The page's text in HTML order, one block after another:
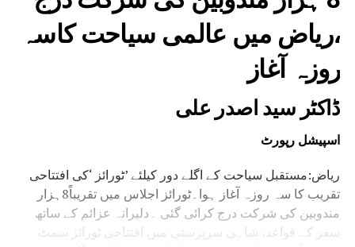
،ریاض میں عالمی سیاحت کاسہ
روزہ آغاز
ڈاکٹر سید اصدر علی
اسپیشل رپورٹ
ریاض:مستقبل سیاحت کے اگلے دور کیلئے ’ٹورائز ‘کی افتتاحی
تقریب کا سہ روزہ آغاز ہوا۔ٹورائز اجلاس میں تقریباً8ہزار
مندوبین کی شرکت درج کرائی گئی ۔دلیرانہ عزائم کے ساتھ
سفر کے قواعد، شاہی سرپرستی میں افتتاحی ٹورائز سمٹ